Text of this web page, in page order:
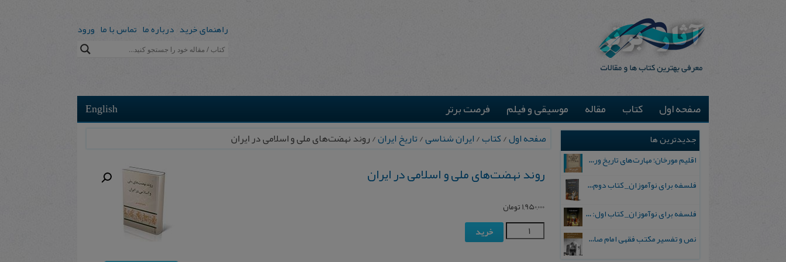
راهنمای خرید درباره ما تماس با ما ورود
English صفحه اول کتاب مقاله موسیقی و فیلم فرصت برتر
صفحه اول/کتاب/ایران شناسی/تاریخ ایران/ رون‍د ن‍ه‍ض‍ت‌‌ه‍ای‌ م‍لی‌ و اس‍لامی‌ در ایران‌
رون‍د ن‍ه‍ض‍ت‌‌ه‍ای‌ م‍لی‌ و اس‍لامی‌ در ایران‌
1,950,000تومان
خرید
جدیدترین ها
اقلیم مورخان؛ مهارت‌های تاریخ ورزی علمی
فلسفه برای نوآموزان_ کتاب دوم: پرسش درباره واقعیت و معرفت
فلسفه برای نوآموزان_ کتاب اول: تردید در باورهای رایج
نص و تفسیر مکتب فقهی امام صادق علیه السلام